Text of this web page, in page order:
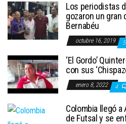
Los periodistas
gozaron un gran
Bernabéu
octubre 16, 2019 5
‘El Gordo’
con sus
enero 8, 2022 4
Colombia llegó a
de Futsal y se